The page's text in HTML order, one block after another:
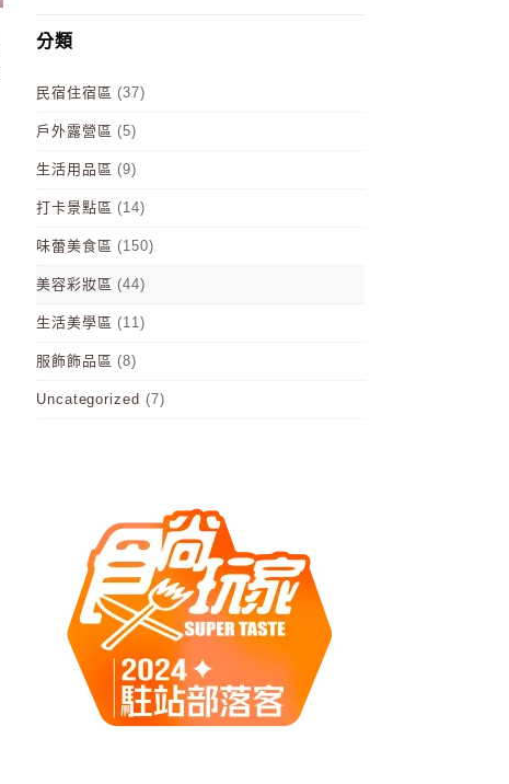
分類
民宿住宿區 (37)
戶外露營區 (5)
生活用品區 (9)
打卡景點區 (14)
味蕾美食區 (150)
美容彩妝區 (44)
生活美學區 (11)
服飾飾品區 (8)
Uncategorized (7)